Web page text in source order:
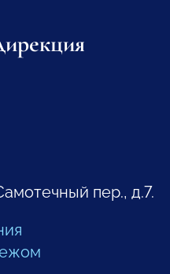
пер., д.7.